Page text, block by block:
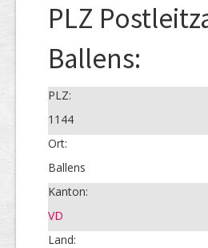
PLZ
Ballens:
PLZ:
1144
Ort:
Ballens
Kanton:
VD
Land: